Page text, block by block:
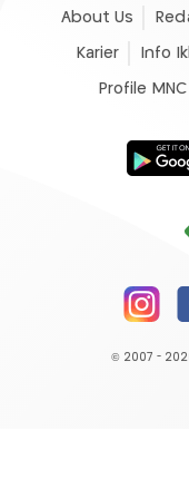
About Us
Karier Info
Profile
© 2007 -